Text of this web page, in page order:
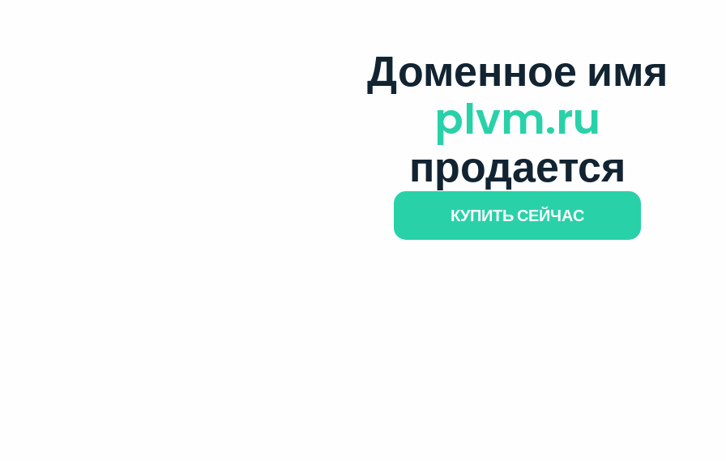
Доменное имя
plvm.ru
продается
КУПИТЬ СЕЙЧАС